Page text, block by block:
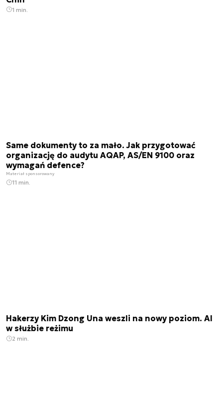
1 min.
Same dokumenty to za mało. Jak przygotować
organizację do audytu AQAP, AS/EN 9100 oraz
wymagań defence?
Materiał sponsorowany
11 min.
Hakerzy Kim Dzong Una weszli na nowy poziom. AI
w służbie reżimu
2 min.